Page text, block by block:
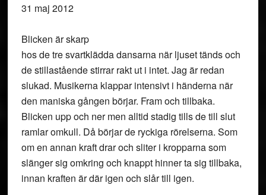
31 maj 2012
Blicken är skarp
hos de tre svartklädda dansarna när ljuset tänds och
de stillastående stirrar rakt ut i intet. Jag är redan
slukad. Musikerna klappar intensivt i händerna när
den maniska gången börjar. Fram och tillbaka.
Blicken upp och ner men alltid stadig tills de till slut
ramlar omkull. Då börjar de ryckiga rörelserna. Som
om en annan kraft drar och sliter i kropparna som
slänger sig omkring och knappt hinner ta sig tillbaka,
innan kraften är där igen och slår till igen.